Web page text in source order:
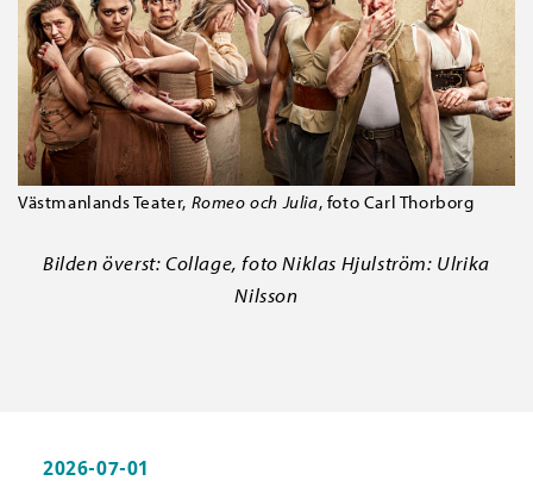
Västmanlands Teater, Romeo och Julia, foto Carl Thorborg
Bilden överst: Collage, foto Niklas Hjulström: Ulrika
Nilsson
2026-07-01